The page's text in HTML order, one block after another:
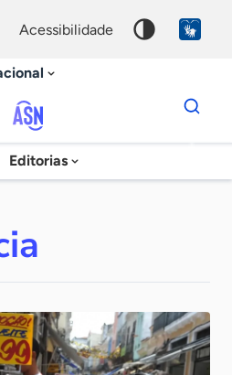
acessibilidade
Agência
Sebrae
Notícias
Editorias
Dados
para
chave